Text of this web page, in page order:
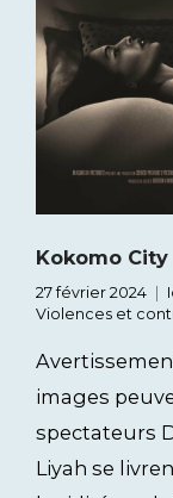
Kokomo City
27 février 2024
Violences et
images
spectateurs
Liyah se